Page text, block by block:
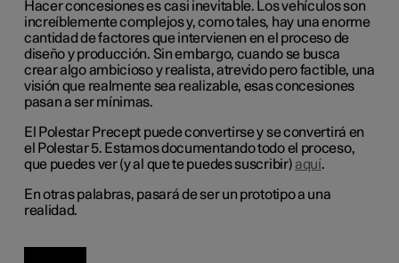
Hacer concesiones es casi inevitable. Los vehículos son
increíblemente complejos y, como tales, hay una enorme
cantidad de factores que intervienen en el proceso de
diseño y producción. Sin embargo, cuando se busca
crear algo ambicioso y realista, atrevido pero factible, una
visión que realmente sea realizable, esas concesiones
pasan a ser mínimas.
El Polestar Precept puede convertirse y se convertirá en
el Polestar 5. Estamos documentando todo el proceso,
que puedes ver (y al que te puedes suscribir)aquí.
En otras palabras, pasará de ser un prototipo a una
realidad.